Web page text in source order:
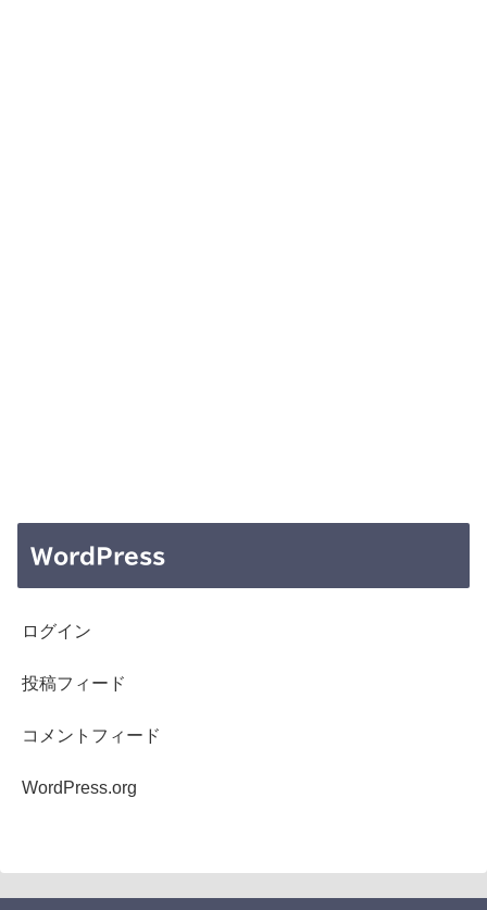
WordPress
ログイン
投稿フィード
コメントフィード
WordPress.org